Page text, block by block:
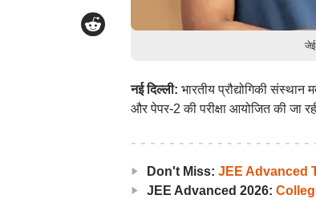
नई दिल्ली: भारतीय प्रौद्योगिकी
और पेपर-2 की परीक्षा आयोजित की जा
Don't Miss: JEE Advanced
JEE Advanced 2026: